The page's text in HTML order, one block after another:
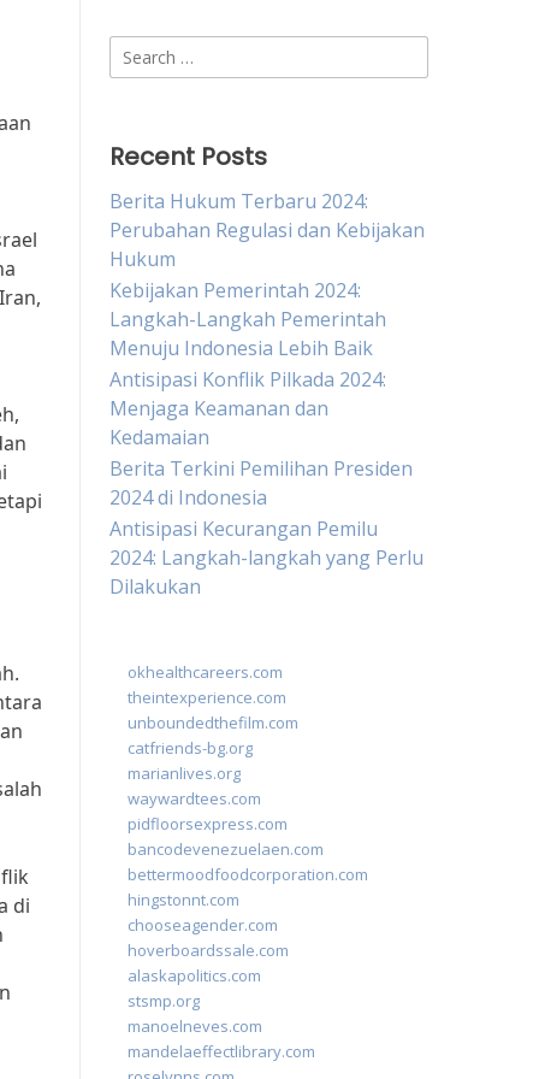
di
Search
for:
Recent Posts
Berita Hukum Terbaru 2024:
Perubahan Regulasi dan Kebijakan
Hukum
Kebijakan Pemerintah 2024:
Langkah-Langkah Pemerintah
Menuju Indonesia Lebih Baik
Antisipasi Konflik Pilkada 2024:
Menjaga Keamanan dan
Kedamaian
Berita Terkini Pemilihan Presiden
2024 di Indonesia
Antisipasi Kecurangan Pemilu
2024: Langkah-langkah yang Perlu
Dilakukan
okhealthcareers.com
theintexperience.com
unboundedthefilm.com
catfriends-bg.org
marianlives.org
waywardtees.com
pidfloorsexpress.com
bancodevenezuelaen.com
bettermoodfoodcorporation.com
hingstonnt.com
chooseagender.com
hoverboardssale.com
alaskapolitics.com
stsmp.org
manoelneves.com
mandelaeffectlibrary.com